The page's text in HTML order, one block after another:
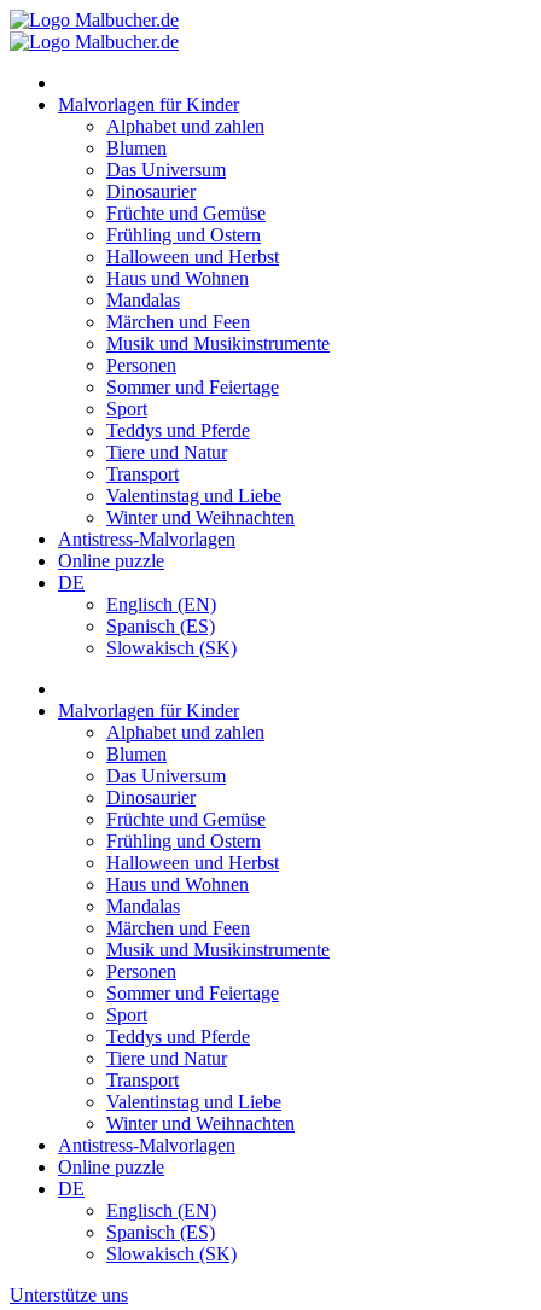
Zum
Inhalt
Malvorlagen für Kinder
Alphabet und zahlen
Blumen
Das Universum
Dinosaurier
Früchte und Gemüse
Frühling und Ostern
Halloween und Herbst
Haus und Wohnen
Mandalas
Märchen und Feen
Musik und Musikinstrumente
Personen
Sommer und Feiertage
Sport
Teddys und Pferde
Tiere und Natur
Transport
Valentinstag und Liebe
Winter und Weihnachten
Antistress-Malvorlagen
Online puzzle
DE
Englisch (EN)
Spanisch (ES)
Slowakisch (SK)
Malvorlagen für Kinder
Alphabet und zahlen
Blumen
Das Universum
Dinosaurier
Früchte und Gemüse
Frühling und Ostern
Halloween und Herbst
Haus und Wohnen
Mandalas
Märchen und Feen
Musik und Musikinstrumente
Personen
Sommer und Feiertage
Sport
Teddys und Pferde
Tiere und Natur
Transport
Valentinstag und Liebe
Winter und Weihnachten
Antistress-Malvorlagen
Online puzzle
DE
Englisch (EN)
Spanisch (ES)
Slowakisch (SK)
Unterstütze uns